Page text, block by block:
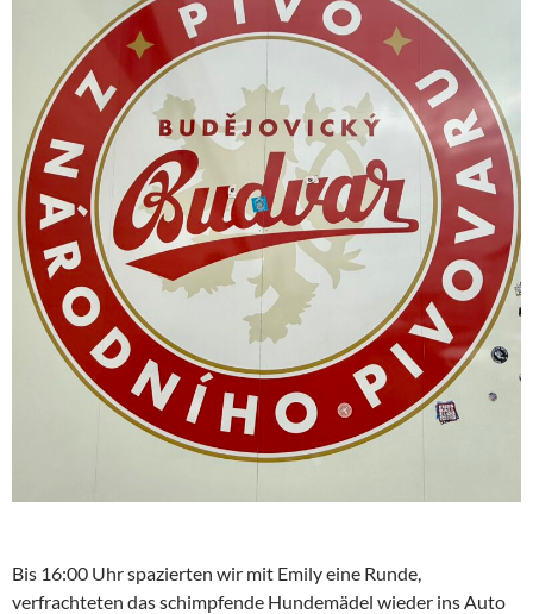
Bis 16:00 Uhr spazierten wir mit Emily eine Runde,
verfrachteten das schimpfende Hundemädel wieder ins Auto